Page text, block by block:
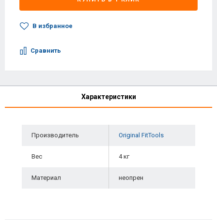
В избранное
Сравнить
Характеристики
Производитель Original FitTools
Вес 4 кг
Материал неопрен